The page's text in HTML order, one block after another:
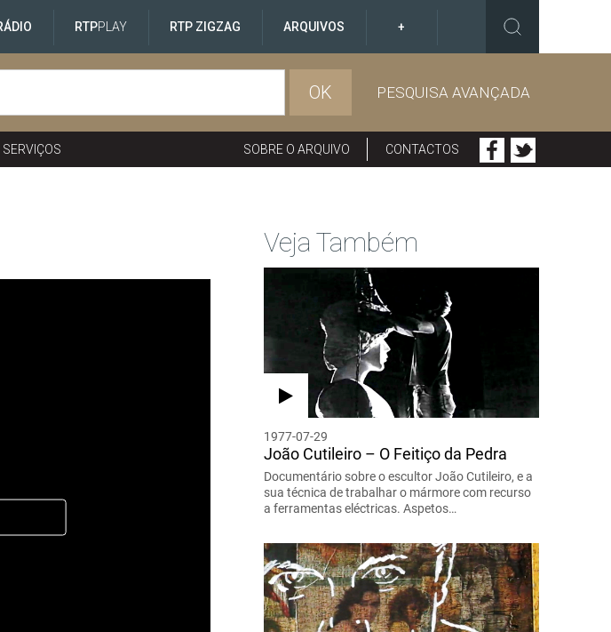
RTPPLAY RTP ZIGZAG ARQUIVOS +
OK PESQUISA AVANÇADA
SERVIÇOS SOBRE O ARQUIVO CONTACTOS
Veja Também
1977-07-29
João Cutileiro – O Feitiço da Pedra
Documentário sobre o escultor João Cutileiro, e a
sua técnica de trabalhar o mármore com recurso
a ferramentas eléctricas. Aspetos…